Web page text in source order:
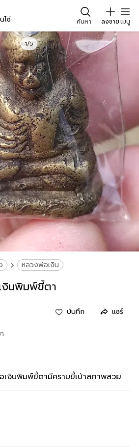
โซ่ ค้นหา ลงขายเมนู
1/5
หลวงพ่อเงิน
งินพิมพ์ขี้ตา
บันทึก แชร์
งินพิมพ์ขี้ตามีคราบขี้เบ้าสภาพสวย